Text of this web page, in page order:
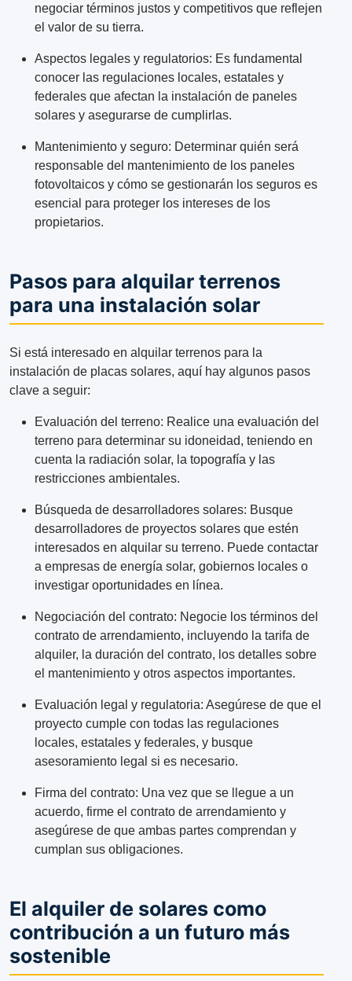
negociar términos justos y competitivos que reflejen
el valor de su tierra.
Aspectos legales y regulatorios: Es fundamental
conocer las regulaciones locales, estatales y
federales que afectan la instalación de paneles
solares y asegurarse de cumplirlas.
Mantenimiento y seguro: Determinar quién será
responsable del mantenimiento de los paneles
fotovoltaicos y cómo se gestionarán los seguros es
esencial para proteger los intereses de los
propietarios.
Pasos para alquilar terrenos
para una instalación solar
Si está interesado en alquilar terrenos para la
instalación de placas solares, aquí hay algunos pasos
clave a seguir:
Evaluación del terreno: Realice una evaluación del
terreno para determinar su idoneidad, teniendo en
cuenta la radiación solar, la topografía y las
restricciones ambientales.
Búsqueda de desarrolladores solares: Busque
desarrolladores de proyectos solares que estén
interesados en alquilar su terreno. Puede contactar
a empresas de energía solar, gobiernos locales o
investigar oportunidades en línea.
Negociación del contrato: Negocie los términos del
contrato de arrendamiento, incluyendo la tarifa de
alquiler, la duración del contrato, los detalles sobre
el mantenimiento y otros aspectos importantes.
Evaluación legal y regulatoria: Asegúrese de que el
proyecto cumple con todas las regulaciones
locales, estatales y federales, y busque
asesoramiento legal si es necesario.
Firma del contrato: Una vez que se llegue a un
acuerdo, firme el contrato de arrendamiento y
asegúrese de que ambas partes comprendan y
cumplan sus obligaciones.
El alquiler de solares como
contribución a un futuro más
sostenible